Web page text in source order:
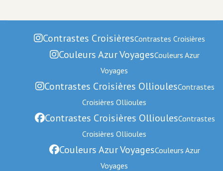
Contrastes CroisièresContrastes Croisières
Couleurs Azur VoyagesCouleurs Azur
Voyages
Contrastes Croisières OllioulesContrastes
Croisières Ollioules
Contrastes Croisières OllioulesContrastes
Croisières Ollioules
Couleurs Azur VoyagesCouleurs Azur
Voyages